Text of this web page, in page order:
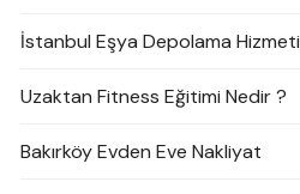
İstanbul Eşya Depolama Hizmeti
Uzaktan Fitness Eğitimi Nedir ?
Bakırköy Evden Eve Nakliyat